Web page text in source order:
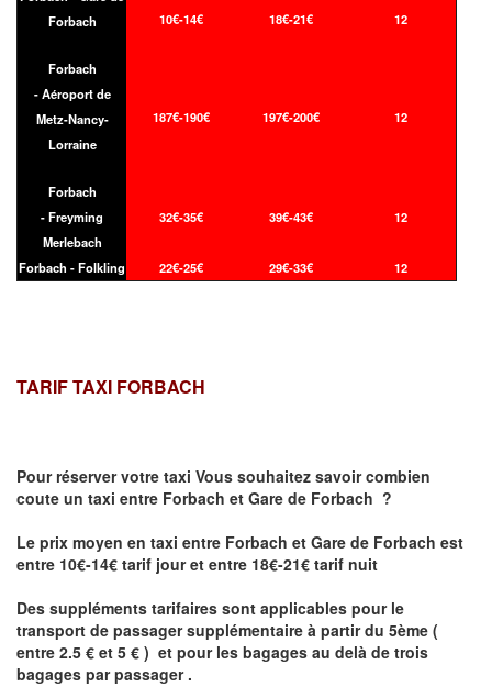
Forbach
10€-14€ 18€-21€ 12
Forbach
- Aéroport de
Metz-Nancy-
Lorraine
187€-190€ 197€-200€ 12
Forbach
- Freyming
Merlebach
32€-35€ 39€-43€ 12
Forbach - Folkling 22€-25€ 29€-33€ 12
TARIF TAXI FORBACH
Pour réserver votre taxi Vous souhaitez savoircombien
coute un taxi entre Forbach et Gare de Forbach ?
Le prix moyen en taxi entre Forbach et Gare de Forbach est
entre 10€-14€ tarif jour et entre 18€-21€ tarif nuit
Des suppléments tarifaires sont applicables pour le
transport de passager supplémentaire à partir du 5ème (
entre 2.5 € et 5 € ) et pour les bagages au delà de trois
bagages par passager .